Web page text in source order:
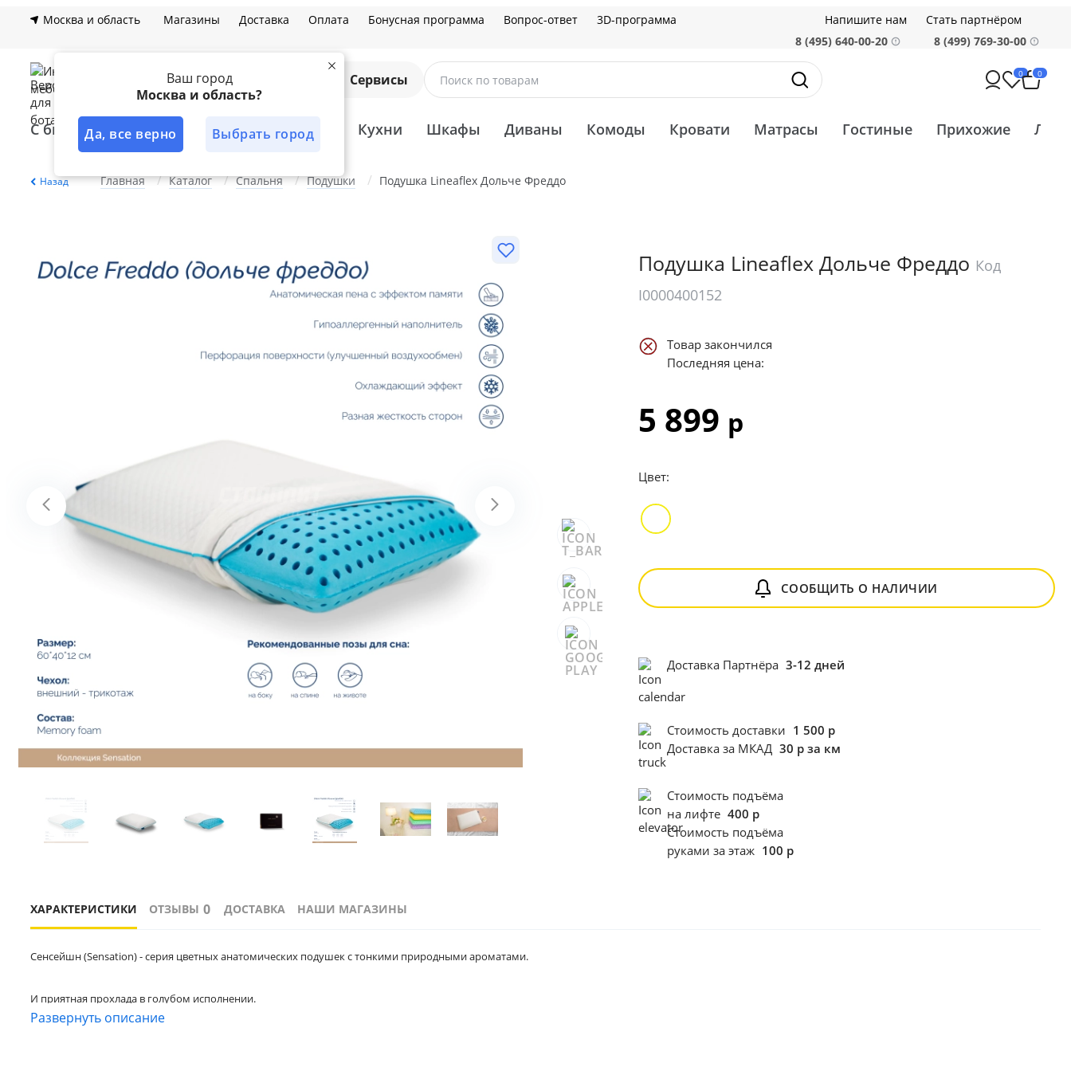
Ваш город
Москва и область?
Да, все верно Выбрать город
Москва и область Магазины Доставка Оплата Бонусная программа Вопрос-ответ 3D-программа Напишите нам
Стать партнёром
8 (495) 640-00-20
8 (499) 769-30-00
Сервисы Поиск по товарам 0 0
С быстрой доставкой Лучшее решение Кухни Шкафы Диваны Комоды Кровати Матрасы Гостиные Прихожие
Назад Главная Каталог Спальня Подушки Подушка Lineaflex Дольче Фреддо
Подушка Lineaflex Дольче Фреддо Код
I0000400152
Товар закончился
Последняя цена:
5 899 р
Цвет:
СООБЩИТЬ О НАЛИЧИИ
Доставка Партнёра 3-12 дней
Стоимость доставки 1 500 р
Доставка за МКАД 30 р за км
Стоимость подъёма
на лифте 400 р
Стоимость подъёма
руками за этаж 100 р
ХАРАКТЕРИСТИКИ ОТЗЫВЫ 0 ДОСТАВКА НАШИ МАГАЗИНЫ
Сенсейшн (Sensation) - серия цветных анатомических подушек с тонкими природными ароматами.
Развернуть описание